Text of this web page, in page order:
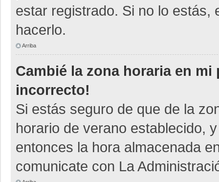
estar registrado. Si no lo estás,
hacerlo.
Arriba
Cambié la zona horaria en
incorrecto!
Si estás seguro de que de la
horario de verano establecido,
entonces la hora almacenada
comunicate con La